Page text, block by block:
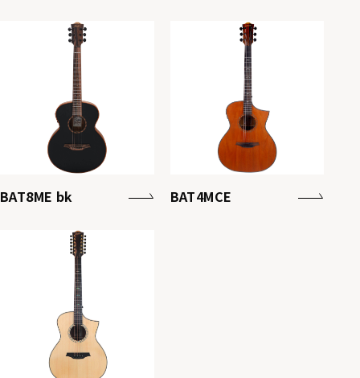
BAT8ME bk BAT4MCE